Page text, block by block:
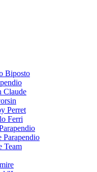
Biposto
Claude
Perret
Ferri
Parapendio
Team